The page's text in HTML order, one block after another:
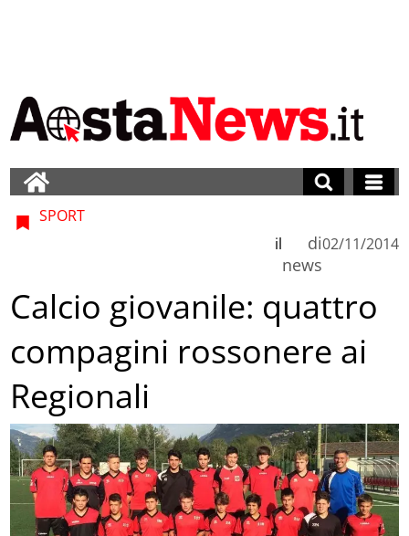
SPORT
di
news
il 02/11/2014
Calcio giovanile: quattro
compagini rossonere ai
Regionali